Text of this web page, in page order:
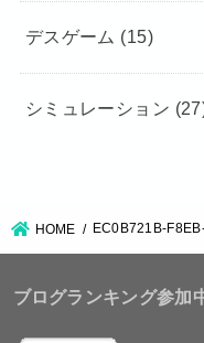
デスゲーム (15)
シミュレーション
HOME EC0B721B-
ブログランキング参加